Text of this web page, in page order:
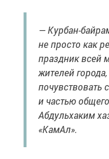
— Курбан-
не просто как
праздник всей
жителей
почувствовать
и частью
Абдульхаким
«КамАл».